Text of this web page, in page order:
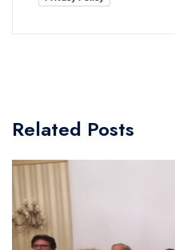
Related Posts